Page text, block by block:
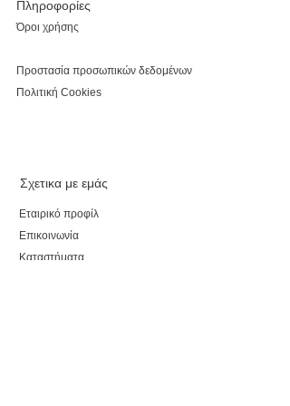
Πληροφορίες
Όροι χρήσης
Προστασία προσωπικών δεδομένων
Πολιτική Cookies
Σχετικα με εμάς
Εταιρικό προφίλ
Επικοινωνία
Καταστήματα